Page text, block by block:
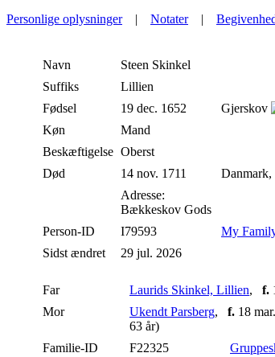
Personlige oplysninger| Notater|
Navn Steen Skinkel
Suffiks
Lillien
Fødsel
19 dec. 1652
Gjerskov
Køn
Mand
Beskæftigelse Oberst
Død
14 nov. 1711
Danmark,
Adresse:
Bækkeskov Gods
Person-ID
I79593 My
Sidst ændret
29 jul. 2026
Far Laurids Skinkel, Lillien, f.
Mor
Ukendt Parsberg, f. 18
63 år)
Familie-ID
F22325